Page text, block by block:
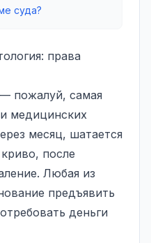
суда?
права
пожалуй, самая
медицинских
месяц, шатается
после
Любая из
предъявить
деньги